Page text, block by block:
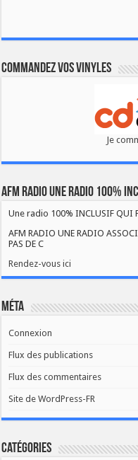
Commandez vos vinyles
Je
AFM RADIO UNE RADIO 100%
Une radio 100% INCLUSIF QUI
AFM RADIO UNE RADIO
PAS DE C
Rendez-vous ici
Méta
Connexion
Flux des publications
Flux des commentaires
Site de WordPress-FR
Catégories